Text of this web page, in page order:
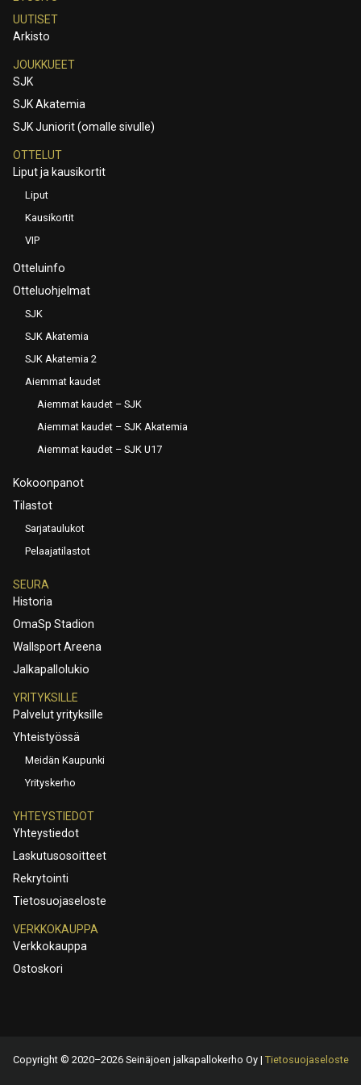
UUTISET
Arkisto
JOUKKUEET
SJK
SJK Akatemia
SJK Juniorit (omalle sivulle)
OTTELUT
Liput ja kausikortit
Liput
Kausikortit
VIP
Otteluinfo
Otteluohjelmat
SJK
SJK Akatemia
SJK Akatemia 2
Aiemmat kaudet
Aiemmat kaudet – SJK
Aiemmat kaudet – SJK Akatemia
Aiemmat kaudet – SJK U17
Kokoonpanot
Tilastot
Sarjataulukot
Pelaajatilastot
SEURA
Historia
OmaSp Stadion
Wallsport Areena
Jalkapallolukio
YRITYKSILLE
Palvelut yrityksille
Yhteistyössä
Meidän Kaupunki
Yrityskerho
YHTEYSTIEDOT
Yhteystiedot
Laskutusosoitteet
Rekrytointi
Tietosuojaseloste
VERKKOKAUPPA
Verkkokauppa
Ostoskori
Copyright © 2020–2026 Seinäjoen jalkapallokerho Oy | Tietosuojaseloste